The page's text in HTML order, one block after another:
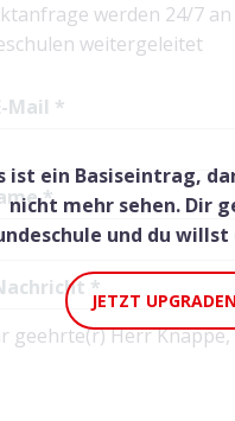
ist ein Basiseintrag,
nicht mehr sehen. Dir
und du willst
JETZT UPGRADEN
werden 24/7
weitergeleitet
Mail *
*
*